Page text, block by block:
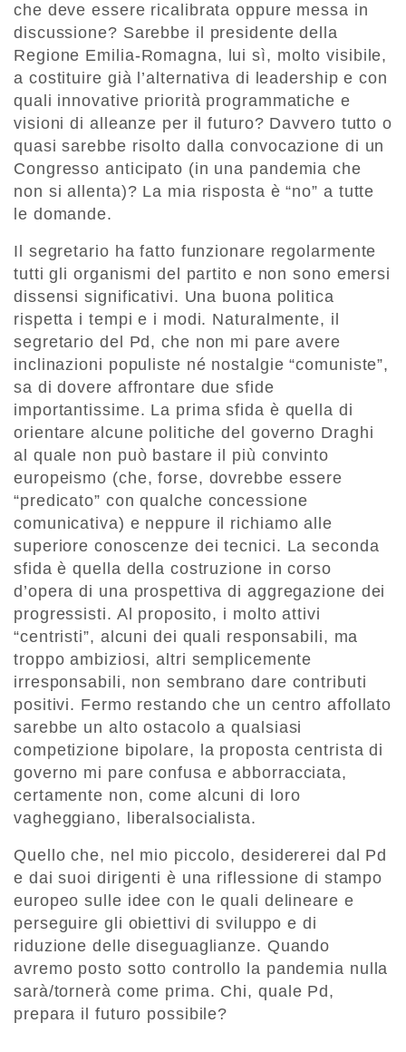
che deve essere ricalibrata oppure messa in
discussione? Sarebbe il presidente della
Regione Emilia-Romagna, lui sì, molto visibile,
a costituire già l’alternativa di leadership e con
quali innovative priorità programmatiche e
visioni di alleanze per il futuro? Davvero tutto o
quasi sarebbe risolto dalla convocazione di un
Congresso anticipato (in una pandemia che
non si allenta)? La mia risposta è “no” a tutte
le domande.
Il segretario ha fatto funzionare regolarmente
tutti gli organismi del partito e non sono emersi
dissensi significativi. Una buona politica
rispetta i tempi e i modi. Naturalmente, il
segretario del Pd, che non mi pare avere
inclinazioni populiste né nostalgie “comuniste”,
sa di dovere affrontare due sfide
importantissime. La prima sfida è quella di
orientare alcune politiche del governo Draghi
al quale non può bastare il più convinto
europeismo (che, forse, dovrebbe essere
“predicato” con qualche concessione
comunicativa) e neppure il richiamo alle
superiore conoscenze dei tecnici. La seconda
sfida è quella della costruzione in corso
d’opera di una prospettiva di aggregazione dei
progressisti. Al proposito, i molto attivi
“centristi”, alcuni dei quali responsabili, ma
troppo ambiziosi, altri semplicemente
irresponsabili, non sembrano dare contributi
positivi. Fermo restando che un centro affollato
sarebbe un alto ostacolo a qualsiasi
competizione bipolare, la proposta centrista di
governo mi pare confusa e abborracciata,
certamente non, come alcuni di loro
vagheggiano, liberalsocialista.
Quello che, nel mio piccolo, desidererei dal Pd
e dai suoi dirigenti è una riflessione di stampo
europeo sulle idee con le quali delineare e
perseguire gli obiettivi di sviluppo e di
riduzione delle diseguaglianze. Quando
avremo posto sotto controllo la pandemia nulla
sarà/tornerà come prima. Chi, quale Pd,
prepara il futuro possibile?